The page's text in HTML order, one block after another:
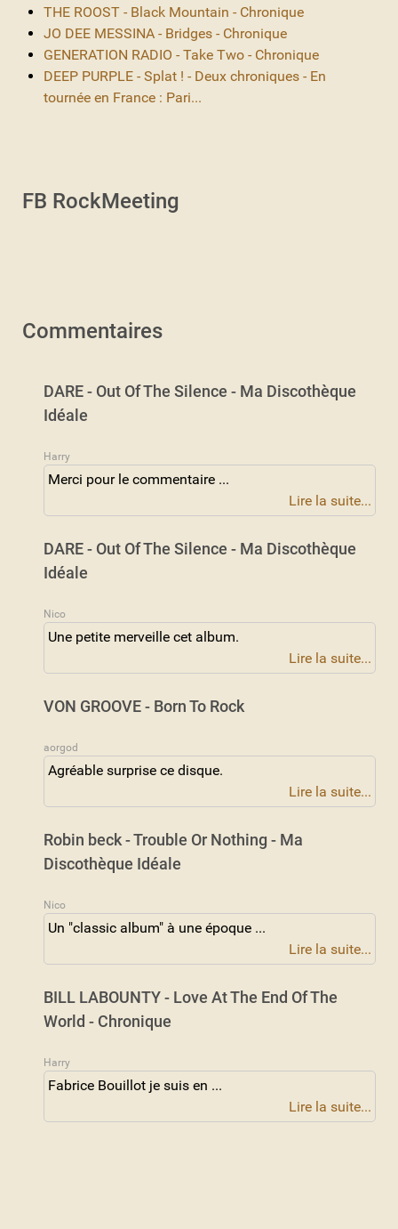
THE ROOST - Black Mountain - Chronique
JO DEE MESSINA - Bridges - Chronique
GENERATION RADIO - Take Two - Chronique
DEEP PURPLE - Splat ! - Deux chroniques - En
tournée en France : Pari...
FB RockMeeting
Commentaires
DARE - Out Of The Silence - Ma Discothèque
Idéale
Harry
Merci pour le commentaire ...
Lire la suite...
DARE - Out Of The Silence - Ma Discothèque
Idéale
Nico
Une petite merveille cet album.
Lire la suite...
VON GROOVE - Born To Rock
aorgod
Agréable surprise ce disque.
Lire la suite...
Robin beck - Trouble Or Nothing - Ma
Discothèque Idéale
Nico
Un "classic album" à une époque ...
Lire la suite...
BILL LABOUNTY - Love At The End Of The
World - Chronique
Harry
Fabrice Bouillot je suis en ...
Lire la suite...